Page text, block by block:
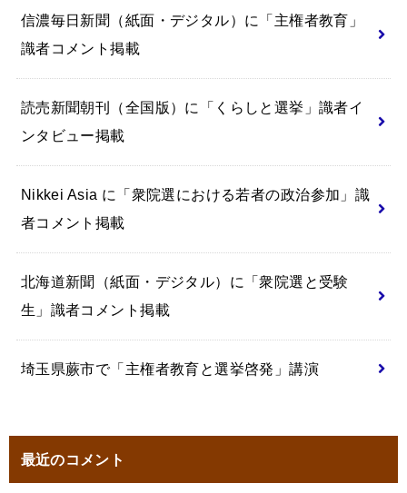
信濃毎日新聞（紙面・デジタル）に「主権者教育」
識者コメント掲載
読売新聞朝刊（全国版）に「くらしと選挙」識者イ
ンタビュー掲載
Nikkei Asia に「衆院選における若者の政治参加」識
者コメント掲載
北海道新聞（紙面・デジタル）に「衆院選と受験
生」識者コメント掲載
埼玉県蕨市で「主権者教育と選挙啓発」講演
最近のコメント